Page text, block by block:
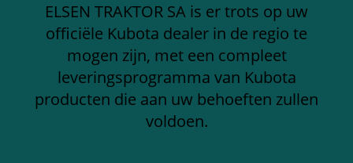
ELSEN TRAKTOR SA is er trots op uw
officiële Kubota dealer in de regio te
mogen zijn, met een compleet
leveringsprogramma van Kubota
producten die aan uw behoeften zullen
voldoen.